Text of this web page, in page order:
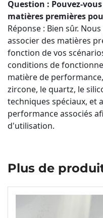
Question : Pouvez-
matières premières
Réponse : Bien sûr.
associer des matières
fonction de vos
conditions de
matière de
zircone, le quartz, le
techniques spéciaux, et
performance associés
d'utilisation.
Plus de